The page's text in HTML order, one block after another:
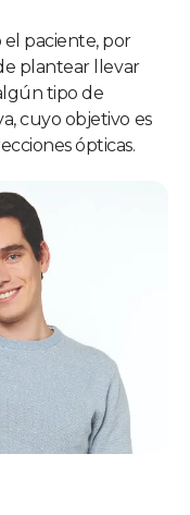
el paciente, por
plantear llevar
tipo de
cuyo objetivo es
ópticas.